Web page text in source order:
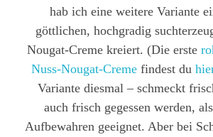
hab ich eine weitere Variante
göttlichen, hochgradig
Nougat-Creme kreiert. (Die erste
Nuss-Nougat-Cremefindest du
Variante diesmal – schmeckt
auch frisch gegessen werden,
Aufbewahren geeignet. Aber bei